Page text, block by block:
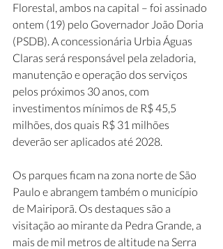
Florestal, ambos na capital – foi assinado
ontem (19) pelo Governador João Doria
(PSDB). A concessionária Urbia Águas
Claras será responsável pela zeladoria,
manutenção e operação dos serviços
pelos próximos 30 anos, com
investimentos mínimos de R$ 45,5
milhões, dos quais R$ 31 milhões
deverão ser aplicados até 2028.
Os parques ficam na zona norte de São
Paulo e abrangem também o município
de Mairiporã. Os destaques são a
visitação ao mirante da Pedra Grande, a
mais de mil metros de altitude na Serra